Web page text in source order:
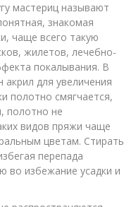
мастериц называют
знакомая
чаще всего такую
жилетов, лечебно-
покалывания. В
для увеличения
полотно смягчается,
полотно не
видов пряжи чаще
цветам. Стирать
перепада
во избежание усадки и